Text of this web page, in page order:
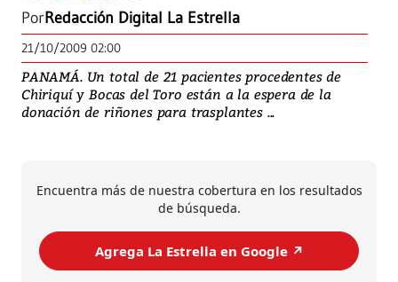
PorRedacción Digital La Estrella
21/10/2009 02:00
PANAMÁ. Un total de 21 pacientes procedentes de
Chiriquí y Bocas del Toro están a la espera de la
donación de riñones para trasplantes ...
Encuentra más de nuestra cobertura en los resultados
de búsqueda.
Agrega La Estrella en Google ↗️